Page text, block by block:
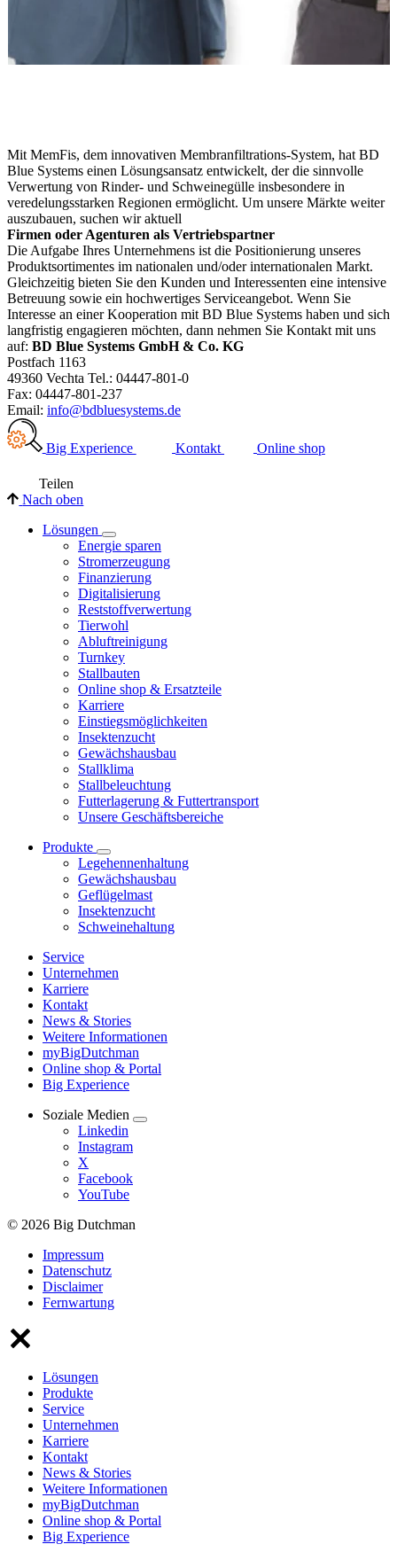
Mit MemFis, dem innovativen Membranfiltrations-System, hat BD
Blue Systems einen Lösungsansatz entwickelt, der die sinnvolle
Verwertung von Rinder- und Schweinegülle insbesondere in
veredelungsstarken Regionen ermöglicht. Um unsere Märkte weiter
auszubauen, suchen wir aktuell
Firmen oder Agenturen als Vertriebspartner
Die Aufgabe Ihres Unternehmens ist die Positionierung unseres
Produktsortimentes im nationalen und/oder internationalen Markt.
Gleichzeitig bieten Sie den Kunden und Interessenten eine intensive
Betreuung sowie ein hochwertiges Serviceangebot. Wenn Sie
Interesse an einer Kooperation mit BD Blue Systems haben und sich
langfristig engagieren möchten, dann nehmen Sie Kontakt mit uns
auf: BD Blue Systems GmbH & Co. KG
Postfach 1163
49360 Vechta Tel.: 04447-801-0
Fax: 04447-801-237
Email: info@bdbluesystems.de
Big Experience Kontakt Online shop
Teilen
Nach oben
Lösungen
Energie sparen
Stromerzeugung
Finanzierung
Digitalisierung
Reststoffverwertung
Tierwohl
Abluftreinigung
Turnkey
Stallbauten
Online shop & Ersatzteile
Karriere
Einstiegsmöglichkeiten
Insektenzucht
Gewächshausbau
Stallklima
Stallbeleuchtung
Futterlagerung & Futtertransport
Unsere Geschäftsbereiche
Produkte
Legehennenhaltung
Gewächshausbau
Geflügelmast
Insektenzucht
Schweinehaltung
Service
Unternehmen
Karriere
Kontakt
News & Stories
Weitere Informationen
myBigDutchman
Online shop & Portal
Big Experience
Soziale Medien
Linkedin
Instagram
X
Facebook
YouTube
© 2026 Big Dutchman
Impressum
Datenschutz
Disclaimer
Fernwartung
Lösungen
Produkte
Service
Unternehmen
Karriere
Kontakt
News & Stories
Weitere Informationen
myBigDutchman
Online shop & Portal
Big Experience